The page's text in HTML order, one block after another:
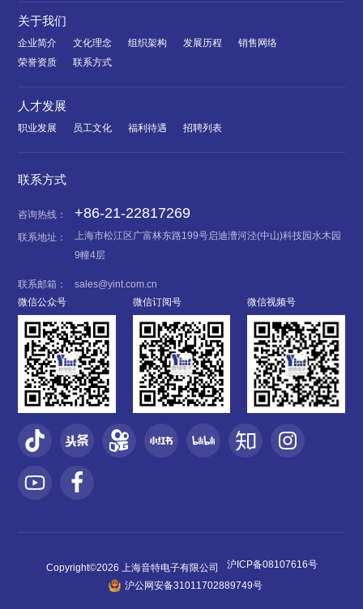
关于我们
企业简介 文化理念 组织架构 发展历程
销售网络
荣誉资质
联系方式
人才发展
职业发展 员工文化 福利待遇 招聘列表
联系方式
咨询热线： +86-21-22817269
联系地址：
上海市松江区广富林东路199号启迪漕河泾(中山)科技园水木园
9幢4层
联系邮箱：
sales@yint.com.cn
微信公众号
微信订阅号 微信视频号
Copyright©2026 上海音特电子有限公司
沪ICP备08107616号
沪公网安备31011702889749号